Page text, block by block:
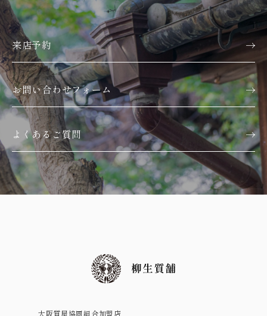
来店予約
お問い合わせフォーム
よくあるご質問
大阪質屋協同組合加盟店